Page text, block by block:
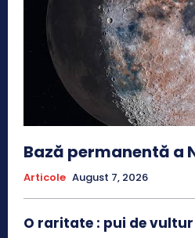
Bază permanentă a
Articole August 7, 2026
O raritate : pui de